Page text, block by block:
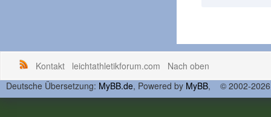
Kontakt leichtathletikforum.com
Nach oben
Deutsche Übersetzung: MyBB.de, Powered by MyBB, © 2002-